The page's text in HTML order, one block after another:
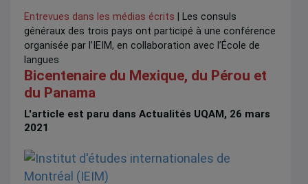
Entrevues dans les médias écrits | Les consuls
généraux des trois pays ont participé à une conférence
organisée par l’IEIM, en collaboration avec l’École de
langues
Bicentenaire du Mexique, du Pérou et
du Panama
L'article est paru dans Actualités UQAM, 26 mars
2021